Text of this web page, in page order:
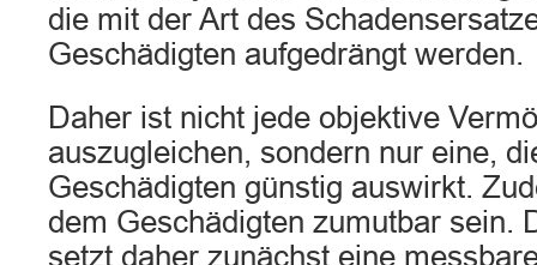
die mit der Art des
Geschädigten aufgedrängt werden.
Daher ist nicht jede objektive
auszugleichen, sondern nur eine,
Geschädigten günstig auswirkt.
dem Geschädigten zumutbar sein.
setzt daher zunächst eine